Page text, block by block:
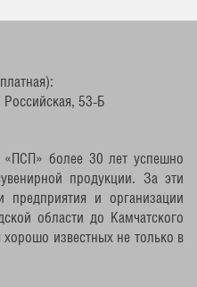
53-Б
«ПСП» более 30 лет успешно
продукции. За эти
и организации
области до Камчатского
известных не только в